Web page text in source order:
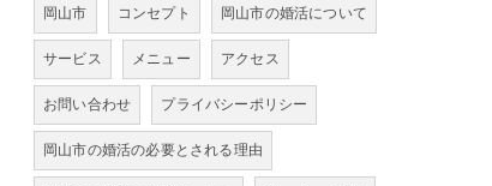
岡山市 コンセプト 岡山市の婚活について
サービス メニュー アクセス
お問い合わせ プライバシーポリシー
岡山市の婚活の必要とされる理由